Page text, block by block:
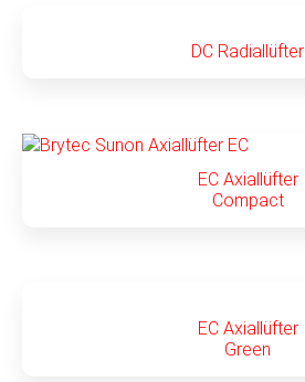
DC Radiallüfter
EC Axiallüfter
Compact
EC Axiallüfter
Green